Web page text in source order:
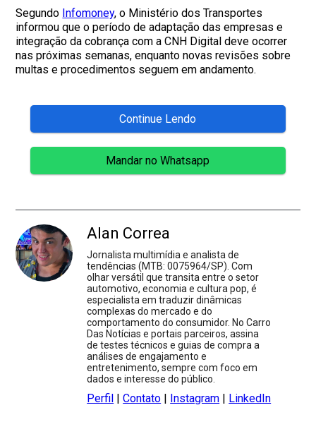
Segundo Infomoney, o Ministério dos Transportes
informou que o período de adaptação das empresas e
integração da cobrança com a CNH Digital deve ocorrer
nas próximas semanas, enquanto novas revisões sobre
multas e procedimentos seguem em andamento.
Continue Lendo
Mandar no Whatsapp
Alan Correa
Jornalista multimídia e analista de
tendências (MTB: 0075964/SP). Com
olhar versátil que transita entre o setor
automotivo, economia e cultura pop, é
especialista em traduzir dinâmicas
complexas do mercado e do
comportamento do consumidor. No Carro
Das Notícias e portais parceiros, assina
de testes técnicos e guias de compra a
análises de engajamento e
entretenimento, sempre com foco em
dados e interesse do público.
Perfil |Contato | Instagram | LinkedIn